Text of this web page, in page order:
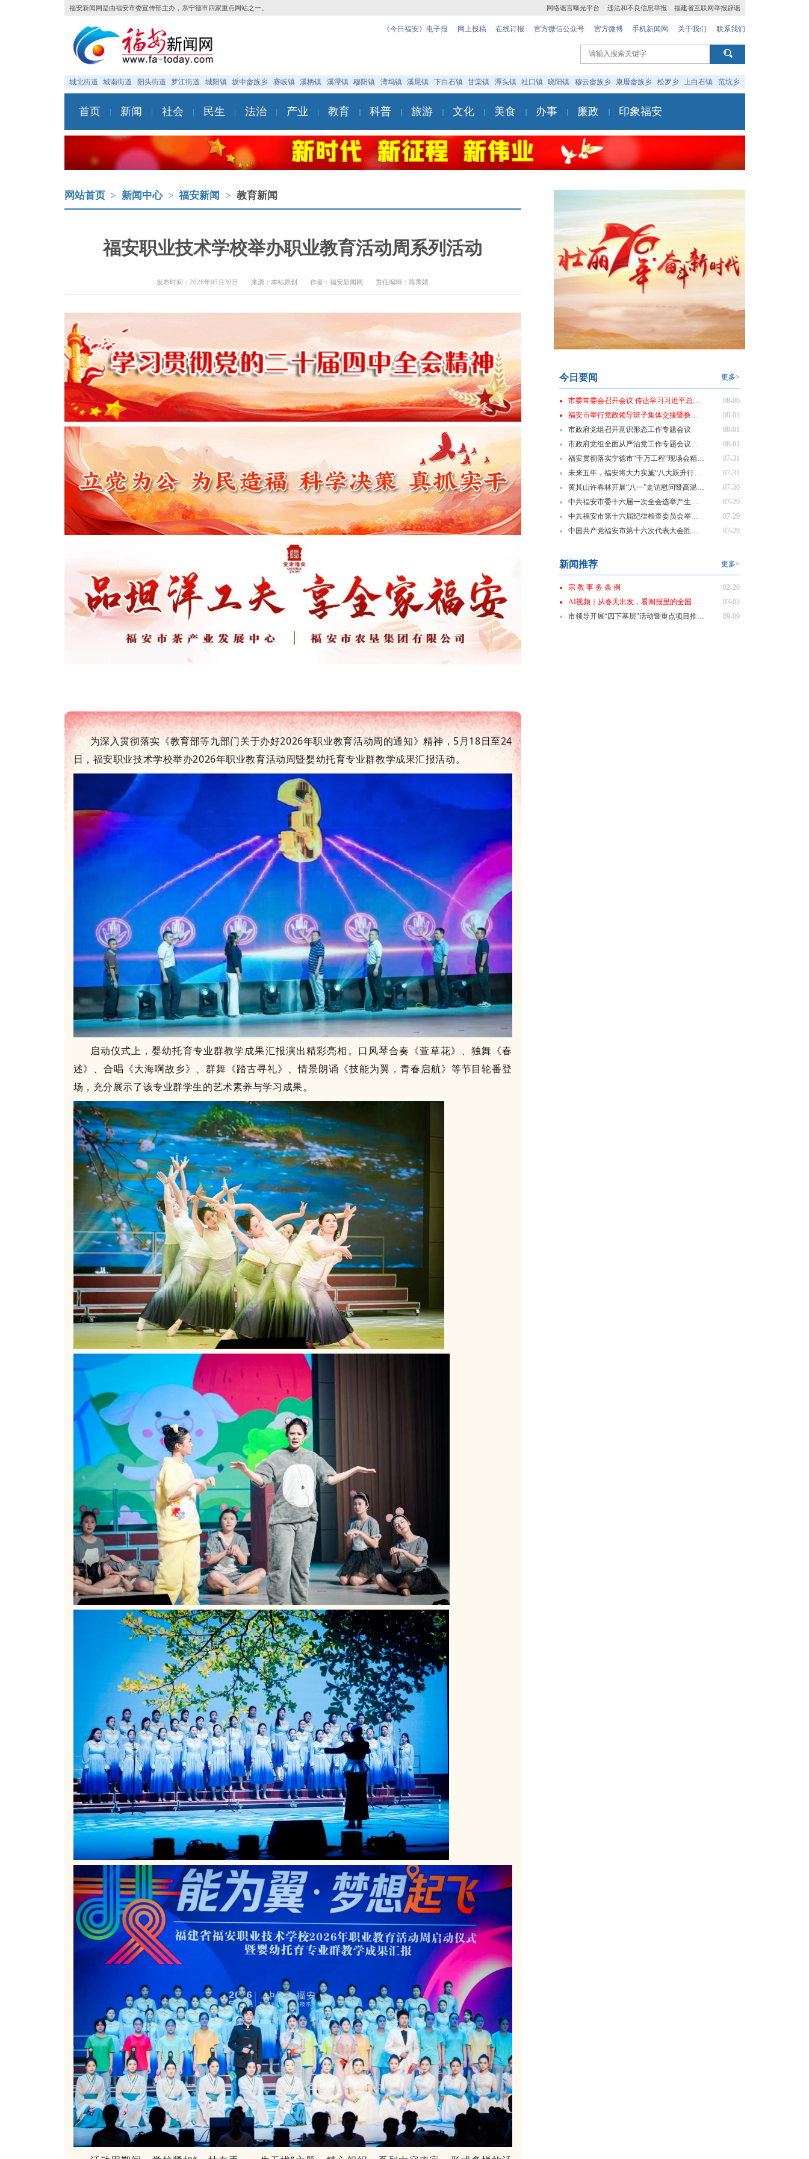
福安新闻网是由福安市委宣传部主办，系宁德市四家重点网站之一。 网络谣言曝光平台 违法和不良信息举报 福建省互联网举报辟谣
《今日福安》电子报 网上投稿 在线订报 官方微信公众号 官方微博 手机新闻网 关于我们 联系我们
城北街道 城南街道 阳头街道 罗江街道 城阳镇 坂中畲族乡 赛岐镇 溪柄镇 溪潭镇 穆阳镇 湾坞镇 溪尾镇 下白石镇 甘棠镇 潭头镇 社口镇 晓阳镇 穆云畲族乡 康厝畲族乡 松罗乡 上白石镇 范坑乡
首页 新闻 社会 民生 法治 产业 教育 科普 旅游 文化 美食 办事 廉政 印象福安
网站首页 > 新闻中心 > 福安新闻 > 教育新闻
福安职业技术学校举办职业教育活动周系列活动
发布时间：2026年05月30日 来源：本站原创 作者：福安新闻网 责任编辑：陈菁婧
为深入贯彻落实《教育部等九部门关于办好2026年职业教育活动周的通知》精神，5月18日至24
日，福安职业技术学校举办2026年职业教育活动周暨婴幼托育专业群教学成果汇报活动。
启动仪式上，婴幼托育专业群教学成果汇报演出精彩亮相。口风琴合奏《萱草花》、独舞《春
述》、合唱《大海啊故乡》、群舞《踏古寻礼》、情景朗诵《技能为翼，青春启航》等节目轮番登
场，充分展示了该专业群学生的艺术素养与学习成果。
今日要闻 更多>
市委常委会召开会议 传达学习习近平总书记近期重要讲话精神
08-06
福安市举行党政领导班子集体交接暨换届履新“第一课”
08-01
市政府党组召开意识形态工作专题会议
08-01
市政府党组全面从严治党工作专题会议召开
08-01
福安贯彻落实宁德市“千万工程”现场会精神 部署乡村振兴重点工作
07-31
未来五年，福安将大力实施“八大跃升行动”！
07-31
黄其山许春林开展“八一”走访慰问暨高温一线劳动者慰问活动
07-30
中共福安市委十六届一次全会选举产生新一届市委领导班子
07-29
中共福安市第十六届纪律检查委员会举行第一次全体会议
07-29
中国共产党福安市第十六次代表大会胜利闭幕
07-29
新闻推荐 更多>
宗 教 事 务 条 例
02-20
AI视频｜从春天出发，看闽报里的全国两会
03-03
市领导开展“四下基层”活动暨重点项目推进会商会
09-09